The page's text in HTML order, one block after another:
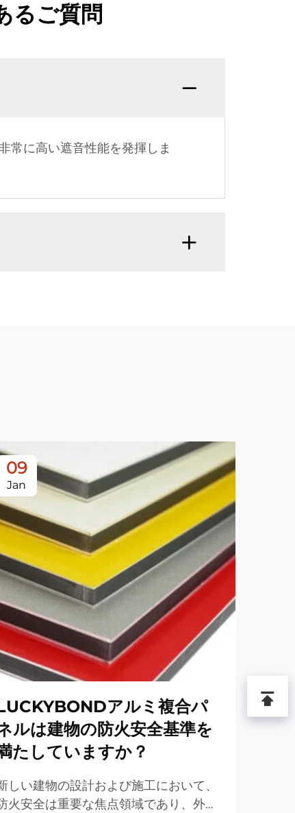
るご質問
常に高い遮音性能を発揮しま
09
Jan
アルミ複合パ
ルは建物の防火安全基準を
たしていますか？
しい建物の設計および施工において、
火安全は重要な焦点領域であり、外装
板